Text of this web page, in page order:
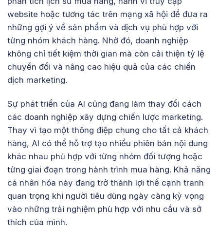
website hoặc tương tác trên mạng xã hội để đưa ra
những gợi ý về sản phẩm và dịch vụ phù hợp với
từng nhóm khách hàng. Nhờ đó, doanh nghiệp
không chỉ tiết kiệm thời gian mà còn cải thiện tỷ lệ
chuyển đổi và nâng cao hiệu quả của các chiến
dịch marketing.
Sự phát triển của AI cũng đang làm thay đổi cách
các doanh nghiệp xây dựng chiến lược marketing.
Thay vì tạo một thông điệp chung cho tất cả khách
hàng, AI có thể hỗ trợ tạo nhiều phiên bản nội dung
khác nhau phù hợp với từng nhóm đối tượng hoặc
từng giai đoạn trong hành trình mua hàng. Khả năng
cá nhân hóa này đang trở thành lợi thế cạnh tranh
quan trọng khi người tiêu dùng ngày càng kỳ vọng
vào những trải nghiệm phù hợp với nhu cầu và sở
thích của mình.